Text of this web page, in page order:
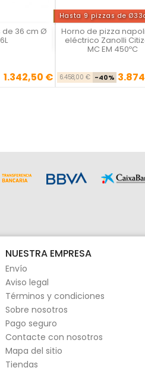
de 36 cm Ø
base
Precio
1.342,50 €

Hasta 9 pizzas de
Horno de pizza
eléctrico Zanolli
MC EM 450ºC
Precio
6.458,00 € -40%
Vista rápida
NUESTRA EMPRESA
Envío
Aviso legal
Términos y condiciones
Sobre nosotros
Pago seguro
Contacte con nosotros
Mapa del sitio
Tiendas